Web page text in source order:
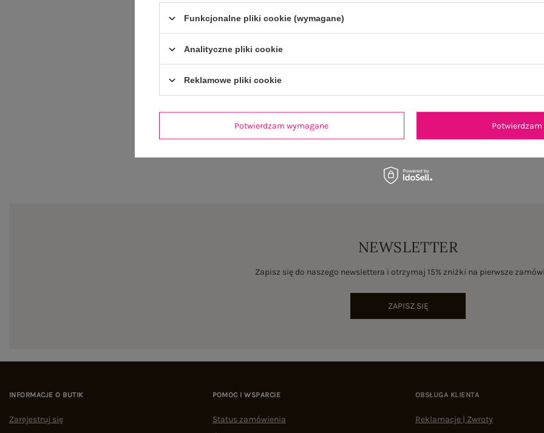
NEWSLETTER
Zapisz się do naszego newslettera i otrzymaj 15% zniżki na pierwsze
ZAPISZ SIĘ
INFORMACJE O BUTIK
Zarejestruj się
POMOC I WSPARCIE
Status zamówienia
OBSŁUGA KLIENTA
Reklamacje | Zwroty
Funkcjonalne pliki cookie (wymagane)
Analityczne pliki cookie
Reklamowe pliki cookie
Potwierdzam wymagane